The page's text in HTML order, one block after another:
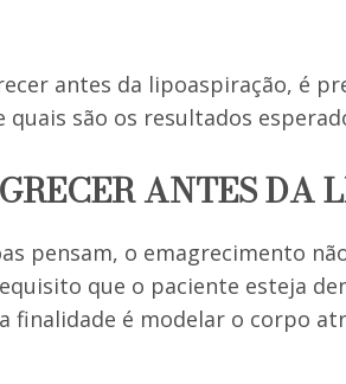
antes da lipoaspiração, é
são os resultados
ANTES DA
pensam, o emagrecimento
que o paciente esteja
finalidade é modelar o corpo